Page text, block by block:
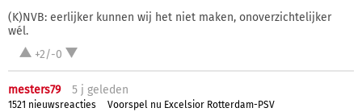
(K)NVB: eerlijker kunnen wij het niet maken, onoverzichtelijker
wél.
+2/-0
mesters79 5 j geleden
1521 nieuwsreacties
Voorspel nu Excelsior Rotterdam-PSV